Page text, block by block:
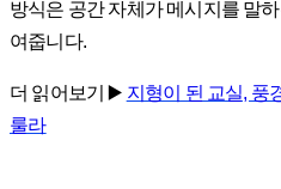
방식은 공간 자체가 메시지를 말
여줍니다.
더 읽어보기 ▶️ 지형이 된 교실, 풍
룰라